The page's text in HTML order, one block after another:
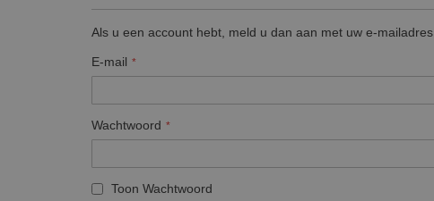
Als u een account hebt, meld u dan aan met uw e-mailadres.
E-mail
Wachtwoord
Toon Wachtwoord